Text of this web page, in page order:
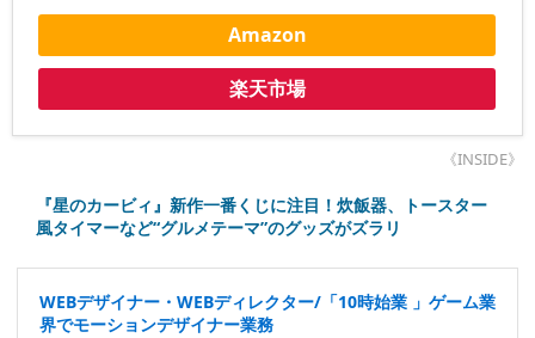
Amazon
楽天市場
《INSIDE》
『星のカービィ』新作一番くじに注目！炊飯器、トースター
風タイマーなど“グルメテーマ”のグッズがズラリ
WEBデザイナー・WEBディレクター/「10時始業 」ゲーム業
界でモーションデザイナー業務